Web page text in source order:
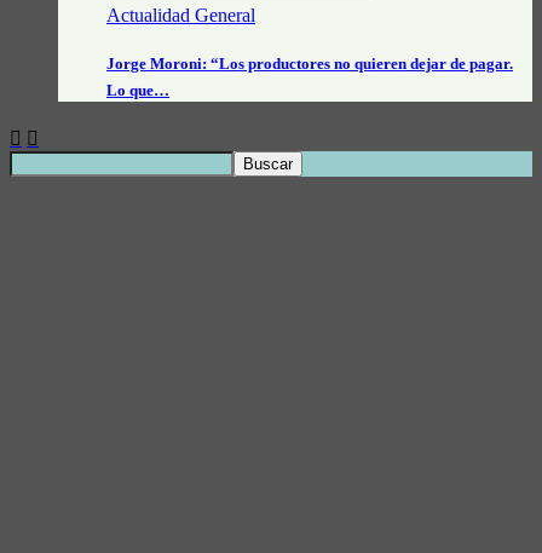
Actualidad General
Jorge Moroni: “Los productores no quieren dejar de pagar.
Lo que…